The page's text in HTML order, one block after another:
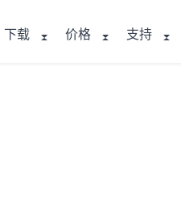
下载 价格 支持